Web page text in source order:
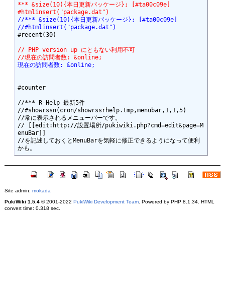
*** &size(10){本日更新パッケージ}; [#ta00c09e]
#htmlinsert("package.dat")
//*** &size(10){本日更新パッケージ}; [#ta00c09e]
//#htmlinsert("package.dat")
#recent(30)
// PHP version up にともない利用不可
//現在の訪問者数: &online;
現在の訪問者数: &online;
#counter
//*** R-Help 最新5件
//#showrssn(cron/showrssrhelp.tmp,menubar,1,1,5)
//常に表示されるメニューバーです。
// [[edit:http://設置場所/pukiwiki.php?cmd=edit&page=M
enuBar]]
//を記述しておくとMenuBarを気軽に修正できるようになって便利
Site admin: mokada
PukiWiki 1.5.4© 2001-2022 PukiWiki Development Team. Powered by PHP 8.1.34. HTML
convert time: 0.318 sec.